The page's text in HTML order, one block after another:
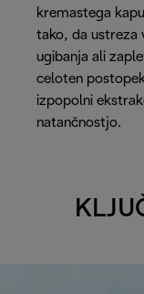
kremastega
tako, da ustreza
ugibanja ali
celoten
izpopolni
natančnostjo.